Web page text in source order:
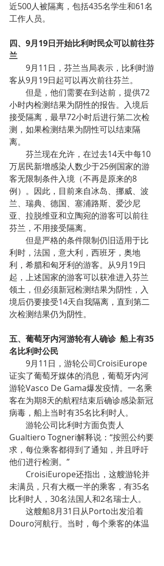
近500人被隔离，包括435名学生和61名
工作人员。
四、9月19日开始比利时民众可以前往芬
兰
9月11日，芬兰当局表示，比利时游
客从9月19日起可以再次前往芬兰。
但是，他们需要在到达前，提供72
小时内检测结果为阴性的报告。入境后
接受隔离，最早72小时后进行第二次检
测，如果检测结果为阴性可以结束隔
离。
芬兰现在允许，在过去14天中每10
万居民新增感染人数少于25例国家的游
客无限制条件入境（不再是原来的8
例）。因此，目前来自冰岛、挪威、波
兰、瑞典、德国、塞浦路斯、爱沙尼
亚、拉脱维亚和立陶宛的游客可以前往
芬兰，不用接受隔离。
但是严格的条件限制仍旧适用于比
利时，法国，意大利，西班牙，奥地
利，希腊和匈牙利的游客。从9月19日
起，上述国家的游客可以获准进入芬兰
领土，但必须新冠检测结果为阴性，入
境后仍要接受14天自我隔离，直到第二
次检测结果仍为阴性。
五、葡萄牙内河游轮有人确诊  船上有35
名比利时公民
9月11日，游轮公司CroisiEurope
证实了葡萄牙媒体的消息，葡萄牙内河
游轮Vasco De Gama爆发疫情。一名乘
客在为期8天的航程结束后确诊感染新冠
病毒，船上当时有35名比利时人。
游轮公司比利时方面负责人
Gualtiero Togneri解释说：“按照公约要
求，每位乘客都得到了通知，并且呼吁
他们进行检测。”
CroisiEurope还指出，这艘游轮并
未满员，只有大概一半的乘客，有35名
比利时人，30名法国人和2名瑞士人。
这艘船8月31日从Porto出发沿着
Douro河航行。当时，每个乘客的体温